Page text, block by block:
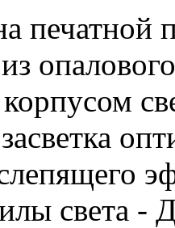
печатной
из
света -